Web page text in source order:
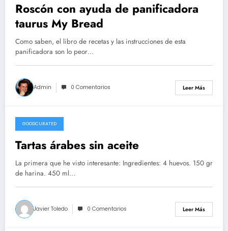
Roscón con ayuda de panificadora
taurus My Bread
Como saben, el libro de recetas y las instrucciones de esta
panificadora son lo peor…
Admin 0 Comentarios Leer Más
21/02/2021
GOODCURATED
Tartas árabes sin aceite
La primera que he visto interesante: Ingredientes: 4 huevos. 150 gr
de harina. 450 ml…
Javier Toledo 0 Comentarios Leer Más